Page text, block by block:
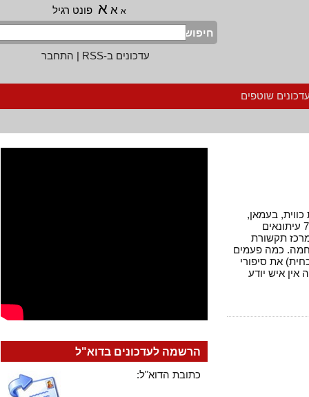
א א פונט רגיל
חיפוש
עדכונים ב-RSS
|התחבר
שוטפים
בעמאן,
ובבגדד עצמה. יש שם כ-7,000 עיתונאים
תקשורת
כמה פעמים
את סיפורי
איש יודע
הרשמה לעדכונים בדוא"ל
כתובת הדוא"ל: